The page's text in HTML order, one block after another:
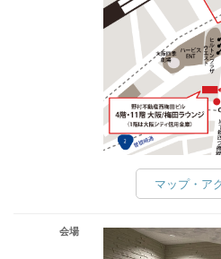
マップ・ア
会場